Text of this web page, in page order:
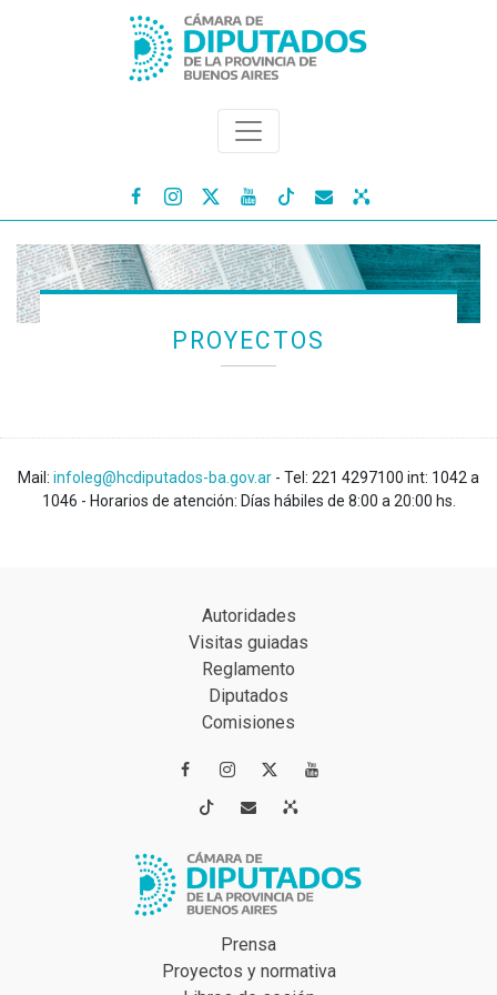
   
PROYECTOS
Mail: infoleg@hcdiputados-ba.gov.ar - Tel: 221 4297100 int: 1042 a
1046 - Horarios de atención: Días hábiles de 8:00 a 20:00 hs.
Autoridades
Visitas guiadas
Reglamento
Diputados
Comisiones
 
 
Prensa
Proyectos y normativa